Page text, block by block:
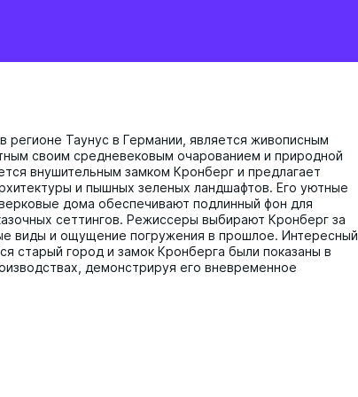
регионе Таунус в Германии, является живописным
своим средневековым очарованием и природной
внушительным замком Кронберг и предлагает
и пышных зеленых ландшафтов. Его уютные
дома обеспечивают подлинный фон для
сеттингов. Режиссеры выбирают Кронберг за
виды и ощущение погружения в прошлое. Интересный
старый город и замок Кронберга были показаны в
демонстрируя его вневременное